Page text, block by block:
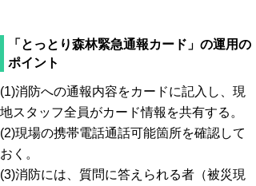
「とっとり森林緊急通報カード」の運用の
ポイント
(1)消防への通報内容をカードに記入し、現
地スタッフ全員がカード情報を共有する。
(2)現場の携帯電話通話可能箇所を確認して
おく。
(3)消防には、質問に答えられる者（被災現